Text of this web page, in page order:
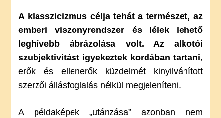
A klasszicizmus célja tehát a természet, az
emberi viszonyrendszer és lélek lehető
leghívebb ábrázolása volt. Az alkotói
szubjektivitást igyekeztek kordában tartani,
erők és ellenerők küzdelmét kinyilvánított
szerzői állásfoglalás nélkül megjeleníteni.
A példaképek „utánzása” azonban nem